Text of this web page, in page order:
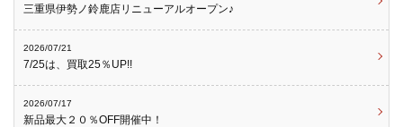
三重県伊勢ノ鈴鹿店リニューアルオープン♪
2026/07/21
7/25は、買取25％UP!!
2026/07/17
新品最大２０％OFF開催中！